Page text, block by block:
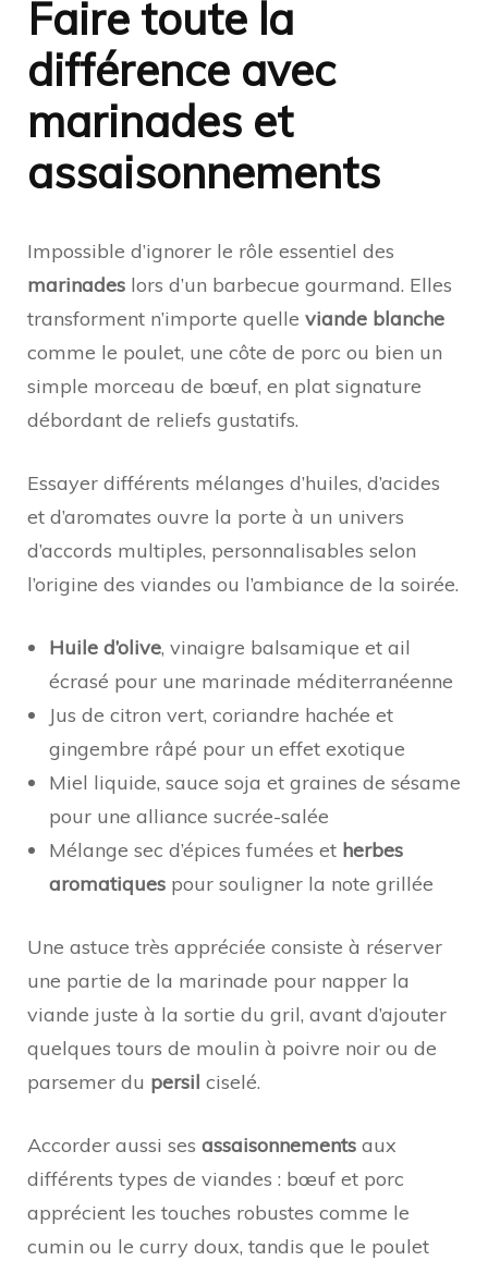
Faire toute la
différence avec
marinades et
assaisonnements
Impossible d’ignorer le rôle essentiel des
marinades lors d’un barbecue gourmand. Elles
transforment n’importe quelle viande blanche
comme le poulet, une côte de porc ou bien un
simple morceau de bœuf, en plat signature
débordant de reliefs gustatifs.
Essayer différents mélanges d’huiles, d’acides
et d’aromates ouvre la porte à un univers
d’accords multiples, personnalisables selon
l’origine des viandes ou l’ambiance de la soirée.
Huile d’olive, vinaigre balsamique et ail
écrasé pour une marinade méditerranéenne
Jus de citron vert, coriandre hachée et
gingembre râpé pour un effet exotique
Miel liquide, sauce soja et graines de sésame
pour une alliance sucrée-salée
Mélange sec d’épices fumées et herbes
aromatiques pour souligner la note grillée
Une astuce très appréciée consiste à réserver
une partie de la marinade pour napper la
viande juste à la sortie du gril, avant d’ajouter
quelques tours de moulin à poivre noir ou de
parsemer du persil ciselé.
Accorder aussi ses assaisonnements aux
différents types de viandes : bœuf et porc
apprécient les touches robustes comme le
cumin ou le curry doux, tandis que le poulet